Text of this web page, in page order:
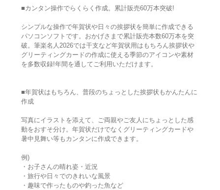
■カンタン操作でらくらく作成。累計販売60万本突破!
シンプルな操作で年賀状や日々の挨拶状を簡単に作成できる
パソコンソフトです。おかげさまで累計販売本数60万本を突
破。筆楽名人2026では干支など年賀状用はもちろん挨拶状や
グリーティングカードの作成に使える季節のアイコンや素材
を多数収録!年間を通してご利用いただけます。
■年賀状はもちろん、普段のちょっとした挨拶状もかんたんに
作成
写真にイラストを添えて、ご両親やご友人にちょっとした感
動をおすそ分け。年賀状だけでなくグリーティングカードや
暑中見舞い等もカンタンに作成できます。
例)
・お子さんの晴れ姿・近況
・旅行や日々でのきれいな風景
・趣味で作ったものや釣った魚など